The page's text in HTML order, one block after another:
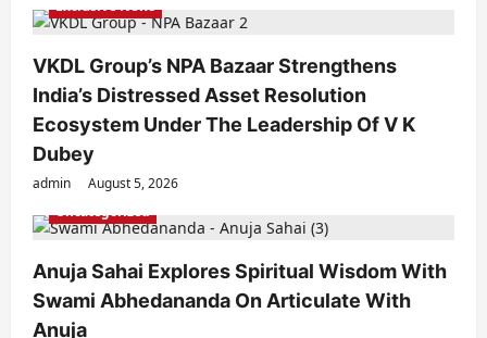
Exclusive News
VKDL Group’s NPA Bazaar Strengthens
India’s Distressed Asset Resolution
Ecosystem Under The Leadership Of V K
Dubey
admin
August 5, 2026
Uncategorized
Anuja Sahai Explores Spiritual Wisdom With
Swami Abhedananda On Articulate With
Anuja